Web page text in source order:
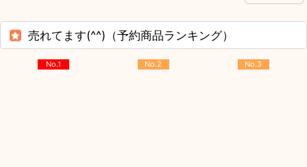
売れてます(^^)（予約商品ランキング）
No.1 No.2 No.3